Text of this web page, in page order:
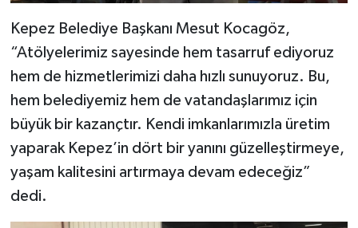
Kepez Belediye Başkanı Mesut Kocagöz,
“Atölyelerimiz sayesinde hem tasarruf ediyoruz
hem de hizmetlerimizi daha hızlı sunuyoruz. Bu,
hem belediyemiz hem de vatandaşlarımız için
büyük bir kazançtır. Kendi imkanlarımızla üretim
yaparak Kepez’in dört bir yanını güzelleştirmeye,
yaşam kalitesini artırmaya devam edeceğiz”
dedi.